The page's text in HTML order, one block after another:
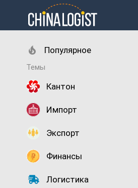
Популярное
Темы
Кантон
Импорт
Экспорт
Финансы
Логистика